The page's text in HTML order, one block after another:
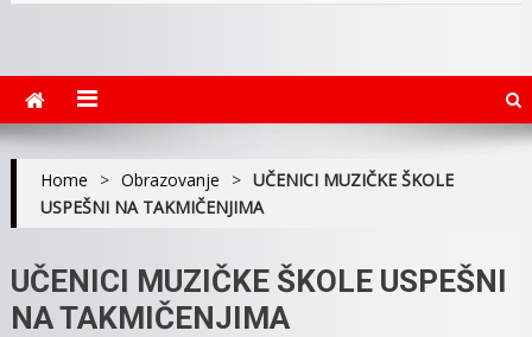
Home > Obrazovanje > UČENICI MUZIČKE ŠKOLE
USPEŠNI NA TAKMIČENJIMA
UČENICI MUZIČKE ŠKOLE USPEŠNI
NA TAKMIČENJIMA